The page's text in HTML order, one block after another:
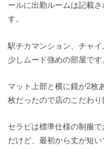
ールに出勤ルームは記載
す。
駅チカマンション、チャイ
少しムード強めの部屋です
マット上部と横に鏡が2枚
枚だったので店のこだわり
セラピは標準仕様の制服
だけど、最初から丈が短い